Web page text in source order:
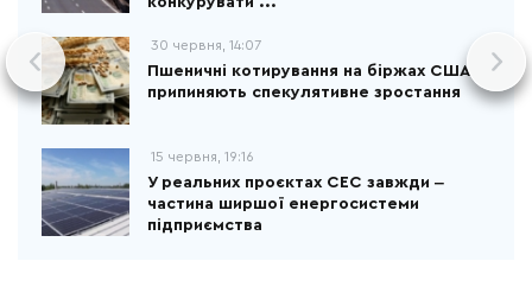
30 червня, 14:07
Пшеничні котирування на біржах США
припиняють спекулятивне зростання
15 червня, 19:16
У реальних проєктах СЕС завжди ‒
частина ширшої енергосистеми
підприємства